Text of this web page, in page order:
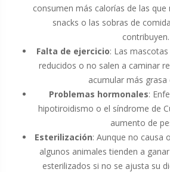
consumen más calorías de las que
snacks o las sobras de
contribuyen.
Falta de ejercicio: Las
reducidos o no salen a caminar
acumular más grasa
Problemas hormonales:
hipotiroidismo o el síndrome de
aumento de
Esterilización: Aunque no causa
algunos animales tienden a
esterilizados si no se ajusta su